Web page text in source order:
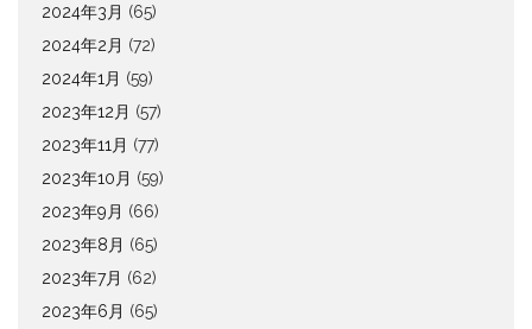
2024年3月 (65)
2024年2月 (72)
2024年1月 (59)
2023年12月 (57)
2023年11月 (77)
2023年10月 (59)
2023年9月 (66)
2023年8月 (65)
2023年7月 (62)
2023年6月 (65)